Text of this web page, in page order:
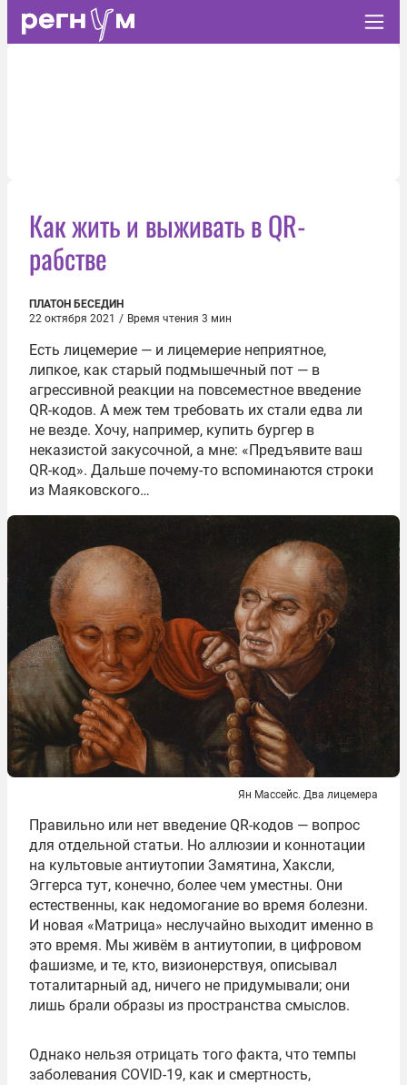
Как жить и выживать в QR-
рабстве
ПЛАТОН БЕСЕДИН
22 октября 2021 / Время чтения 3 мин
Есть лицемерие — и лицемерие неприятное,
липкое, как старый подмышечный пот — в
агрессивной реакции на повсеместное введение
QR-кодов. А меж тем требовать их стали едва ли
не везде. Хочу, например, купить бургер в
неказистой закусочной, а мне: «Предъявите ваш
QR-код». Дальше почему-то вспоминаются строки
из Маяковского…
Ян Массейс. Два лицемера
Правильно или нет введение QR-кодов — вопрос
для отдельной статьи. Но аллюзии и коннотации
на культовые антиутопии Замятина, Хаксли,
Эггерса тут, конечно, более чем уместны. Они
естественны, как недомогание во время болезни.
И новая «Матрица» неслучайно выходит именно в
это время. Мы живём в антиутопии, в цифровом
фашизме, и те, кто, визионерствуя, описывал
тоталитарный ад, ничего не придумывали; они
лишь брали образы из пространства смыслов.
Однако нельзя отрицать того факта, что темпы
заболевания COVID-19, как и смертность,